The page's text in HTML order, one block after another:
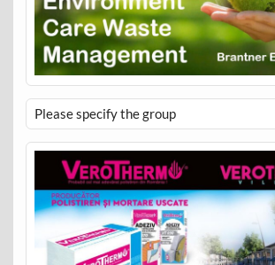
Please specify the group